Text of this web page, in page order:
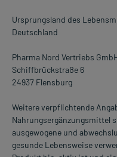
Ursprungsland des
Deutschland
Pharma Nord Vertriebs
Schiffbrückstraße 6
24937 Flensburg
Weitere verpflichtende
Nahrungsergänzungsmittel
ausgewogene und
gesunde Lebensweise